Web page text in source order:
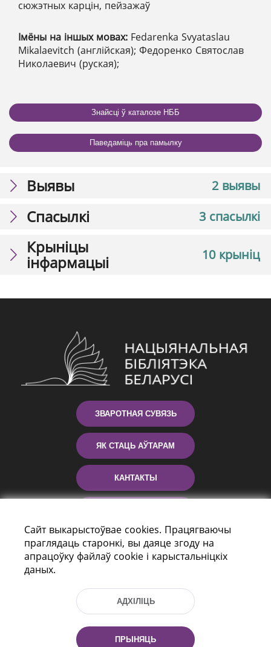
сюжэтных карцін, пейзажаў
Імёны на іншых мовах: Fedarenka Svyataslau
Mikalaevitch (англійская); Федоренко Святослав
Николаевич (руская);
Знайсці ў каталозе НББ
Паведаміць пра памылку
2 выявы
Выявы
3 спасылкі
Спасылкі
10 крыніц
Крыніцы
інфармацыі
ЗВАРОТНАЯ СУВЯЗЬ
ЯК СТАЦЬ АЎТАРАМ
КАНТАКТЫ
праспект Незалежнасці 116
г. Мiнск, Рэспубліка Беларусь, 220114
Сайт выкарыстоўвае cookies. Працягваючы
праглядаць старонкі, вы даяце згоду на
апрацоўку файлаў cookie і карыстальніцкіх
даных.
АДХІЛІЦЬ
ПРЫНЯЦЬ